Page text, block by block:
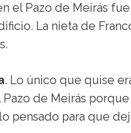
el Pazo de Meirás
La nieta de
. Lo único que quise
de Meirás porque
pensado para que